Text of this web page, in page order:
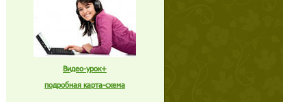
Видео-урок+
подробная карта-схема